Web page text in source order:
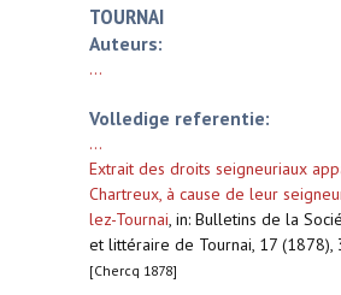
TOURNAI
Auteurs:
...
Volledige referentie:
...
Extrait des droits seigneuriaux
Chartreux, à cause de leur
lez-Tournai, in: Bulletins de la
et littéraire de Tournai, 17 (1878),
[Chercq 1878]